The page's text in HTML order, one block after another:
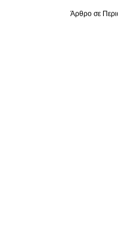
Άρθρο σε